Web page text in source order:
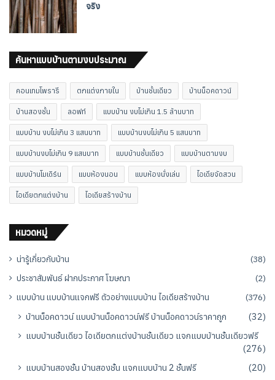
จริง
ค้นหาแบบบ้านตามงบประมาณ
คอนเทมโพรารี ตกแต่งภายใน บ้านชั้นเดียว บ้านน็อคดาวน์
บ้านสองชั้น ลอฟท์ แบบบ้าน งบไม่เกิน 1.5 ล้านบาท
แบบบ้าน งบไม่เกิน 3 แสนบาท แบบบ้านงบไม่เกิน 5 แสนบาท
แบบบ้านงบไม่เกิน 9 แสนบาท แบบบ้านชั้นเดียว แบบบ้านตามงบ
แบบบ้านโมเดิร์น แบบห้องนอน แบบห้องนั่งเล่น ไอเดียจัดสวน
ไอเดียตกแต่งบ้าน ไอเดียสร้างบ้าน
หมวดหมู่
น่ารู้เกี่ยวกับบ้าน
(38)
ประชาสัมพันธ์ ฝากประกาศ โฆษณา
(2)
แบบบ้าน แบบบ้านแจกฟรี ตัวอย่างแบบบ้าน ไอเดียสร้างบ้าน
(376)
บ้านน็อคดาวน์ แบบบ้านน็อคดาวน์ฟรี บ้านน็อคดาวน์ราคาถูก
(32)
แบบบ้านชั้นเดียว ไอเดียตกแต่งบ้านชั้นเดียว แจกแบบบ้านชั้นเดียวฟรี
(276)
แบบบ้านสองชั้น บ้านสองชั้น แจกแบบบ้าน 2 ชั้นฟรี
(20)